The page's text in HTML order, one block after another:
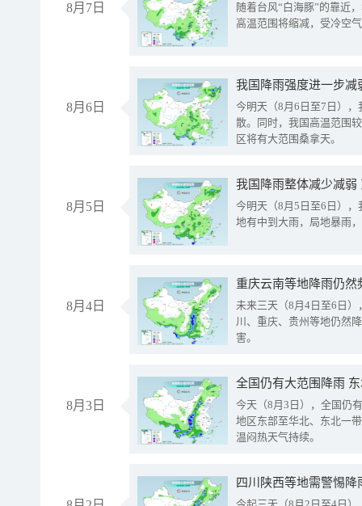
8月7日
随着台风“白海豚”的靠近
高温范围将缩减，受冷空
8月6日
今明天（8月6日至7日）
散。同时，我国高温范围
区将有大范围桑拿天。
8月5日
我国降雨整体减少减弱
今明天（8月5日至6日）
地有中到大雨，局地暴雨
8月4日
重庆云南等地降雨仍然
未来三天（8月4日至6日
川、重庆、贵州等地仍然
害。
8月3日
全国仍有大范围降雨
今天（8月3日），全国仍
地区东部至华北、东北一
温闷热天气持续。